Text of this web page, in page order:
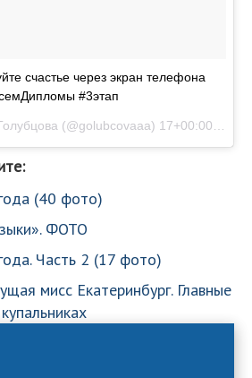
счастье через экран телефона
#3этап
(@golubcovaaa) 17+00:00">Июн 25 2017 в 10:09 PDT
(40 фото)
ФОТО
Часть 2 (17 фото)
мисс Екатеринбург. Главные